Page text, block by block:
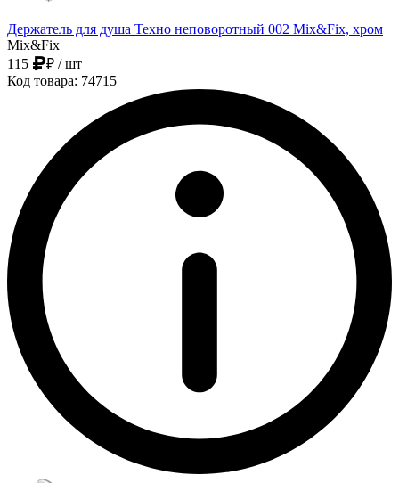
Держатель для душа Техно неповоротный 002 Mix&Fix, хром
Mix&Fix
115
₽ / шт
Код товара: 74715